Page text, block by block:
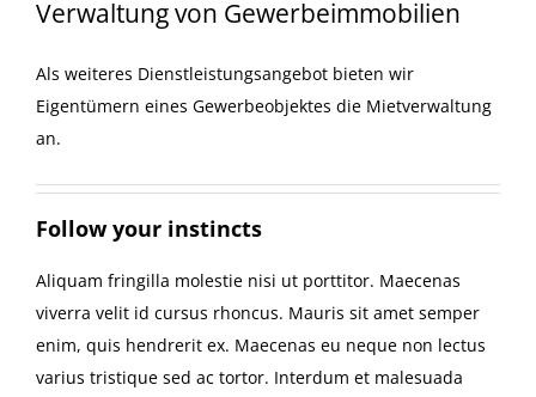
Verwaltung von Gewerbeimmobilien
Als weiteres Dienstleistungsangebot bieten wir
Eigentümern eines Gewerbeobjektes die Mietverwaltung
an.
Follow your instincts
Aliquam fringilla molestie nisi ut porttitor. Maecenas
viverra velit id cursus rhoncus. Mauris sit amet semper
enim, quis hendrerit ex. Maecenas eu neque non lectus
varius tristique sed ac tortor. Interdum et malesuada